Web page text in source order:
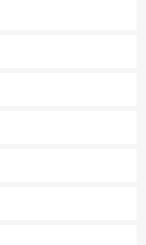
元の風情を楽しめる外せないスポット